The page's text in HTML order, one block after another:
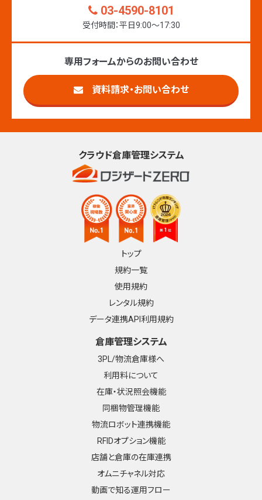
03-4590-8101
受付時間：平日9:00〜17:30
専用フォームからのお問い合わせ
資料請求・お問い合わせ
クラウド倉庫管理システム
トップ
規約一覧
使用規約
レンタル規約
データ連携API利用規約
倉庫管理システム
3PL/物流倉庫様へ
利用料について
在庫・状況照会機能
同梱物管理機能
物流ロボット連携機能
RFIDオプション機能
店舗と倉庫の在庫連携
オムニチャネル対応
動画で知る運用フロー